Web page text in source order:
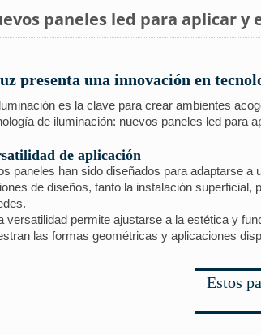
paneles led para aplicar y
presenta una innovación en
es la clave para crear ambientes
de iluminación: nuevos paneles led para
de aplicación
paneles han sido diseñados para adaptarse
de diseños, tanto la instalación superficial,
versatilidad permite ajustarse a la estética y
las formas geométricas y aplicaciones
Estos